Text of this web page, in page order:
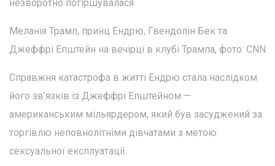
незворотно погіршувалася.
Меланія Трамп, принц Ендрю, Гвендолін Бек та
Джеффрі Епштейн на вечірці в клубі Трампа, фото: CNN
Справжня катастрофа в житті Ендрю стала наслідком
його зв'язків із Джеффрі Епштейном —
американським мільярдером, який був засуджений за
торгівлю неповнолітніми дівчатами з метою
сексуальної експлуатації.